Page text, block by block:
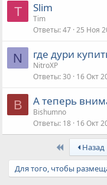
T Slim
Tim
Ответы 47 25 Ноя
N где дури
NitroXP
Ответы 30 16 Окт
B А теперь
Bishumno
Ответы 18 16 Окт
First Назад
Для того, чтобы